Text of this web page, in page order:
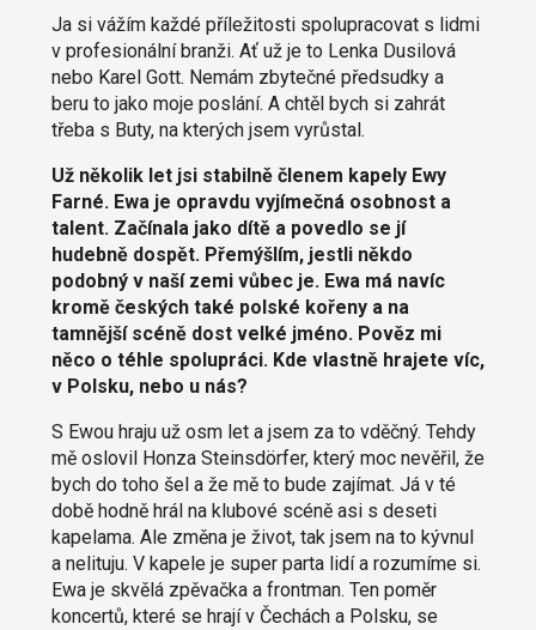
Ja si vážím každé příležitosti spolupracovat s lidmi
v profesionální branži. Ať už je to Lenka Dusilová
nebo Karel Gott. Nemám zbytečné předsudky a
beru to jako moje poslání. A chtěl bych si zahrát
třeba s Buty, na kterých jsem vyrůstal.
Už několik let jsi stabilně členem kapely Ewy
Farné. Ewa je opravdu vyjímečná osobnost a
talent. Začínala jako dítě a povedlo se jí
hudebně dospět. Přemýšlím, jestli někdo
podobný v naší zemi vůbec je. Ewa má navíc
kromě českých také polské kořeny a na
tamnější scéně dost velké jméno. Pověz mi
něco o téhle spolupráci. Kde vlastně hrajete víc,
v Polsku, nebo u nás?
S Ewou hraju už osm let a jsem za to vděčný. Tehdy
mě oslovil Honza Steinsdörfer, který moc nevěřil, že
bych do toho šel a že mě to bude zajímat. Já v té
době hodně hrál na klubové scéně asi s deseti
kapelama. Ale změna je život, tak jsem na to kývnul
a nelituju. V kapele je super parta lidí a rozumíme si.
Ewa je skvělá zpěvačka a frontman. Ten poměr
koncertů, které se hrají v Čechách a Polsku, se